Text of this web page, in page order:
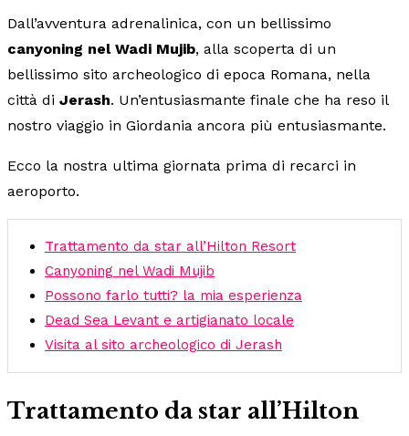
Dall’avventura adrenalinica, con un bellissimo
canyoning nel Wadi Mujib, alla scoperta di un
bellissimo sito archeologico di epoca Romana, nella
città di Jerash. Un’entusiasmante finale che ha reso il
nostro viaggio in Giordania ancora più entusiasmante.
Ecco la nostra ultima giornata prima di recarci in
aeroporto.
Trattamento da star all’Hilton Resort
Canyoning nel Wadi Mujib
Possono farlo tutti? la mia esperienza
Dead Sea Levant e artigianato locale
Visita al sito archeologico di Jerash
Trattamento da star all’Hilton